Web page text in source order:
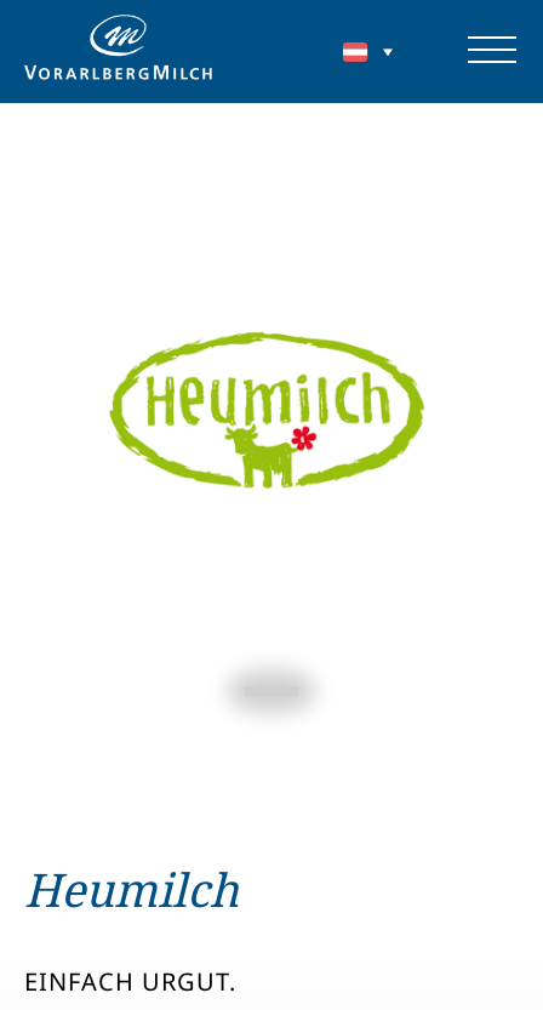
Heumilch
EINFACH URGUT.